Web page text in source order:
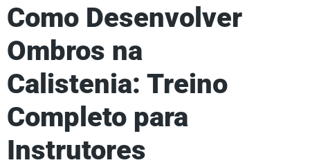
Como Desenvolver
Ombros na
Calistenia: Treino
Completo para
Instrutores